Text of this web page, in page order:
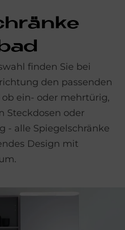
finden Sie bei
den passenden
ob ein- oder mehrtürig,
Steckdosen oder
- alle Spiegelschränke
Design mit